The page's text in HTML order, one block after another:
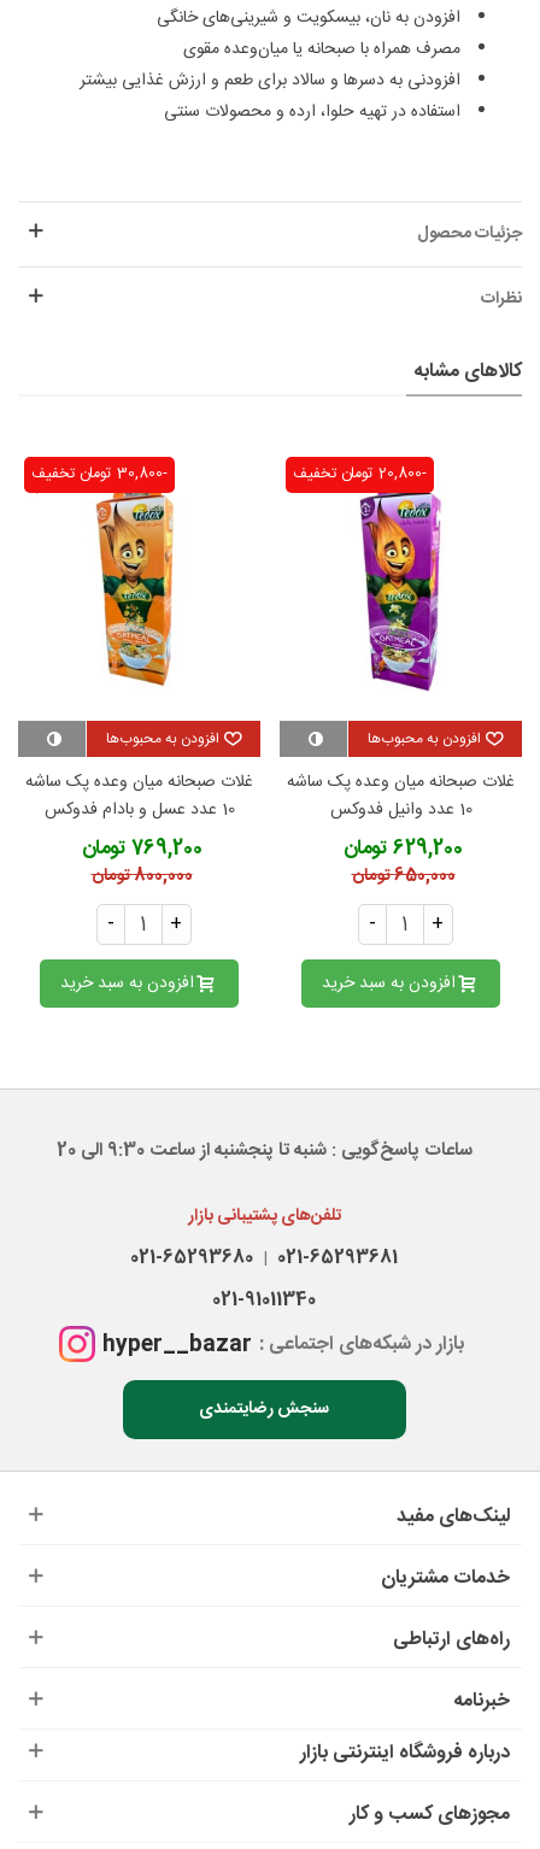
افزودن به نان، بیسکویت و شیرینی‌های خانگی
مصرف همراه با صبحانه یا میان‌وعده مقوی
افزودنی به دسرها و سالاد برای طعم و ارزش غذایی بیشتر
استفاده در تهیه حلوا، ارده و محصولات سنتی
جزئیات محصول
نظرات
کالاهای مشابه
تخفیف -20,800 تومان
افزودن به محبوب‌ها
غلات صبحانه میان وعده پک ساشه
10 عدد وانیل فدوکس
629,200 تومان
650,000 تومان
- +
افزودن به سبد خرید
تخفیف -30,800 تومان
افزودن به محبوب‌ها
غلات صبحانه میان وعده پک ساشه
10 عدد عسل و بادام فدوکس
769,200 تومان
800,000 تومان
- +
افزودن به سبد خرید
ساعات پاسخ‌گویی : شنبه تا پنجشنبه از ساعت 9:30 الی 20
تلفن‌های پشتیبانی بازار
021-65293681
|
021-65293680
021-91011340
بازار در شبکه‌های اجتماعی : hyper__bazar
سنجش رضایتمندی
لینک‌های مفید
خدمات مشتریان
راه‌های ارتباطی
خبرنامه
درباره‌ فروشگاه اینترنتی بازار
مجوزهای کسب و کار